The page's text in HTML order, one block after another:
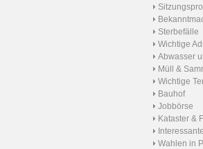
Sterbefälle
Wichtige
Abwasser
Müll &
Wichtige
Bauhof
Jobbörse
Kataster &
Wahlen in